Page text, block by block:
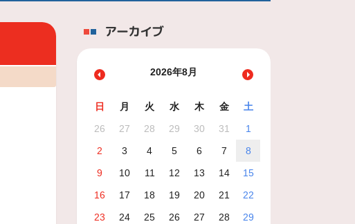
アーカイブ
2026年8月
日 月 火 水 木 金
土
26
27 28 29 30 31
1
2
3 4 5 6 7
8
9
10 11 12 13 14
15
16
17 18 19 20 21
22
23
24 25 26 27 28
29